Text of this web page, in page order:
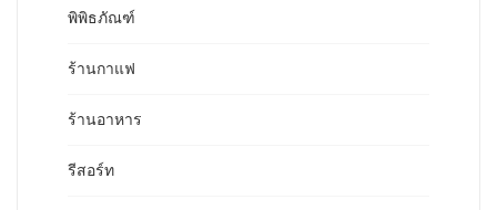
พิพิธภัณฑ์
ร้านกาแฟ
ร้านอาหาร
รีสอร์ท